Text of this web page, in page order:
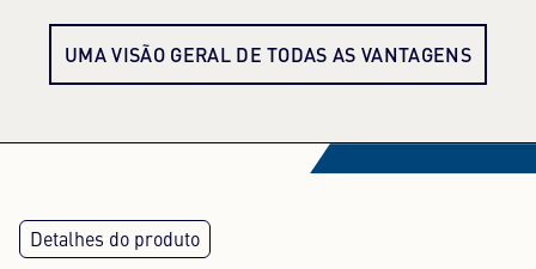
UMA VISÃO GERAL DE TODAS AS VANTAGENS